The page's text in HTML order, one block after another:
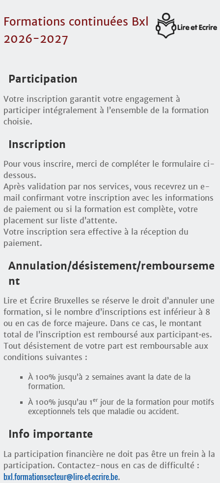
Formations continuées Bxl
2026-2027
Participation
Votre inscription garantit votre engagement à
participer intégralement à l’ensemble de la formation
choisie.
Inscription
Pour vous inscrire, merci de compléter le formulaire ci-
dessous.
Après validation par nos services, vous recevrez un e-
mail confirmant votre inscription avec les informations
de paiement ou si la formation est complète, votre
placement sur liste d’attente.
Votre inscription sera effective à la réception du
paiement.
Annulation/désistement/rembourseme
nt
Lire et Écrire Bruxelles se réserve le droit d’annuler une
formation, si le nombre d’inscriptions est inférieur à 8
ou en cas de force majeure. Dans ce cas, le montant
total de l’inscription est remboursé aux participant·es.
Tout désistement de votre part est remboursable aux
conditions suivantes :
À 100% jusqu’à 2 semaines avant la date de la
formation.
À 100% jusqu’au 1er jour de la formation pour motifs
exceptionnels tels que maladie ou accident.
Info importante
La participation financière ne doit pas être un frein à la
participation. Contactez-nous en cas de difficulté :
bxl.formationsecteur@lire-et-ecrire.be.